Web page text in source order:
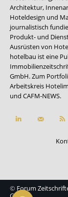
Architektur,
Hoteldesign und
journalistisch
Produkt- und
Ausrüsten von
hotelbau ist eine
GmbH. Zum
Arbeitskreis
und CAFM-NEWS.
© Forum